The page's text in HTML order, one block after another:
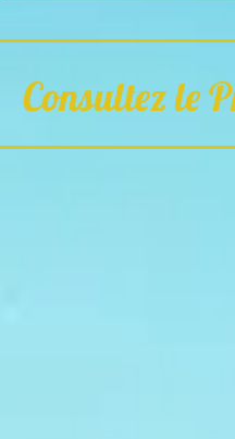
Consultez le